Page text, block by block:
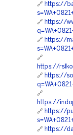
🔗 https://
🔗 https://
🔗 https://
🔗
https://
🔗 https://
🔗
https://
🔗 https://
🔗 https://